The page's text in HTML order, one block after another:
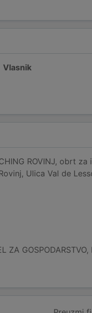
Vlasnik
ROVINJ, obrt
Ulica Val de
ZA